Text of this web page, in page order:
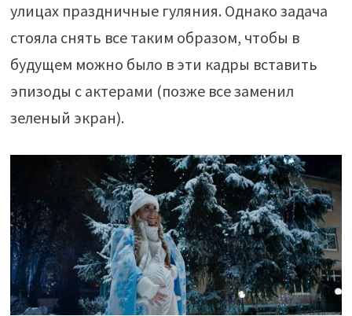
улицах праздничные гуляния. Однако задача
стояла снять все таким образом, чтобы в
будущем можно было в эти кадры вставить
эпизоды с актерами (позже все заменил
зеленый экран).